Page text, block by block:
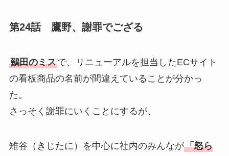
第24話 鷹野、謝罪でござる
鶸田のミスで、リニューアルを担当したECサイト
の看板商品の名前が間違えていることが分かっ
た。
さっそく謝罪にいくことにするが、
雉谷（きじたに）を中心に社内のみんなが「怒ら